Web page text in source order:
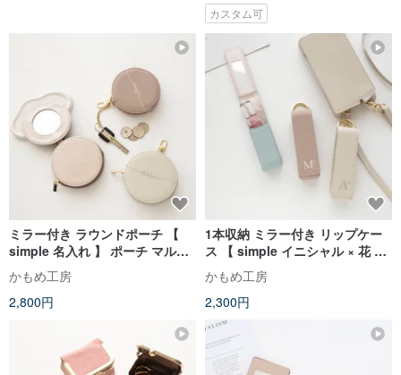
カスタム可
ミラー付き ラウンドポーチ 【
simple 名入れ 】 ポーチ マルチ
ポーチ コインケース カードケー
ス 小物入れ ミニポーチ 鏡付きポ
ーチ HE41U
かもめ工房
2,800円
1本収納 ミラー付き リップケー
ス 【 simple イニシャル × 花 】
くすみカラー ギフト HE45U
かもめ工房
2,300円